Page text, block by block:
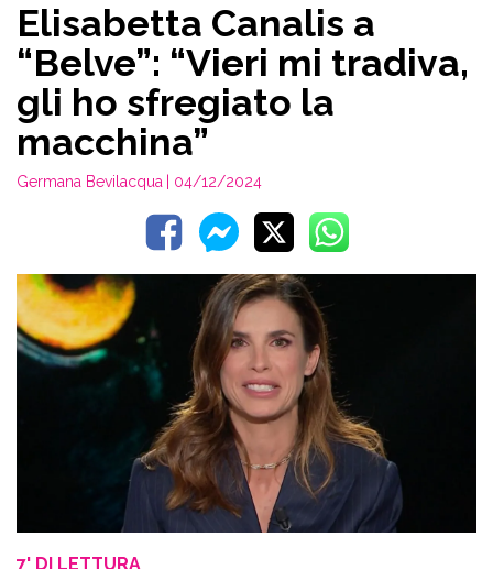
Elisabetta Canalis a
“Belve”: “Vieri mi tradiva,
gli ho sfregiato la
macchina”
Germana Bevilacqua | 04/12/2024
7' DI LETTURA